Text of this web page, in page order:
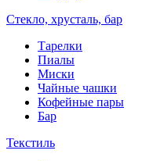
Стекло, хрусталь, бар
Тарелки
Пиалы
Миски
Чайные чашки
Кофейные пары
Бар
Текстиль